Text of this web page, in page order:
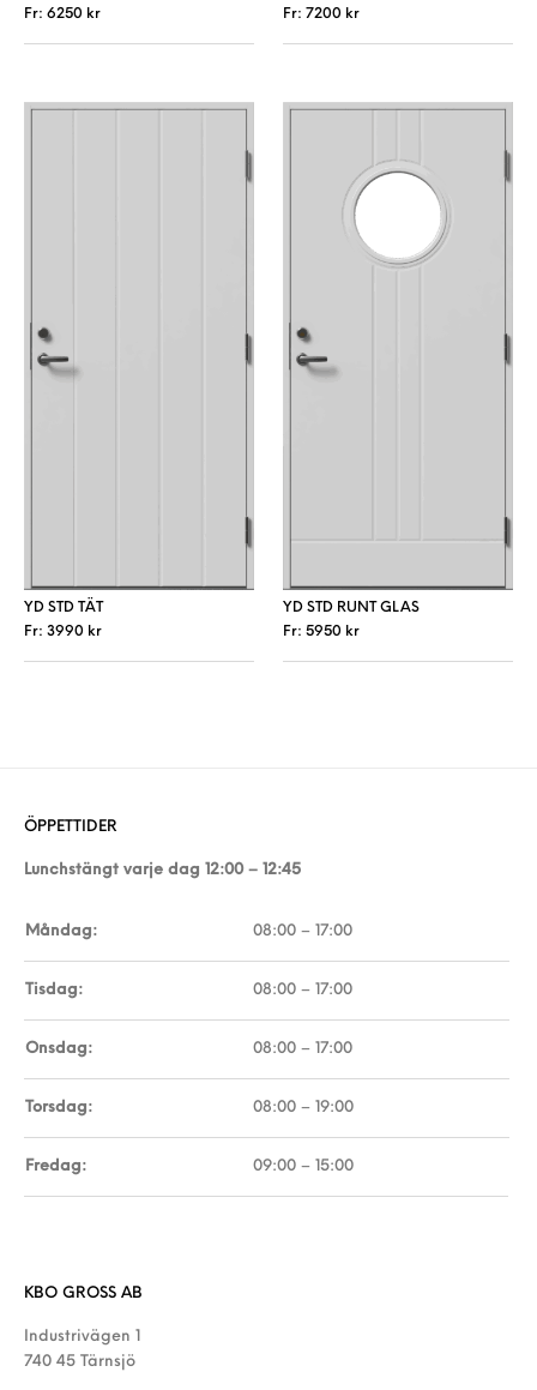
Fr:6250 kr
Fr: 7200 kr
YD STD TÄT
Fr:3990 kr
YD STD RUNT GLAS
Fr: 5950 kr
ÖPPETTIDER
Lunchstängt varje dag 12:00 – 12:45
Måndag: 08:00 – 17:00
Tisdag: 08:00 – 17:00
Onsdag: 08:00 – 17:00
Torsdag: 08:00 – 19:00
Fredag: 09:00 – 15:00
KBO GROSS AB
Industrivägen 1
740 45 Tärnsjö